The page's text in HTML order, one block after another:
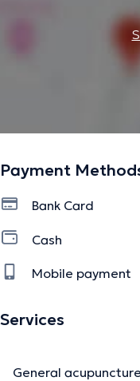
modalités thérapeutiques
la nutrition ou
chinois, la
gymnastique
The description was edited
information.
Payment
Bank Card
Cash
Mobile payment
Services
General acupuncture